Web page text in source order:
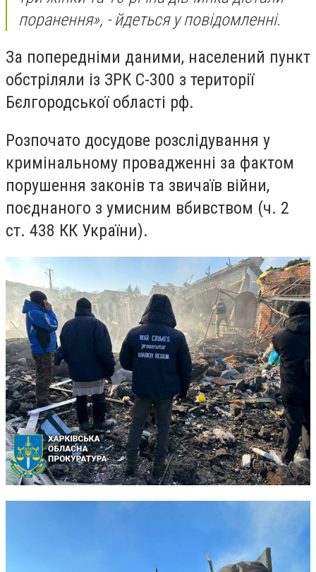
поранення», - йдеться у повідомленні.
За попередніми даними, населений пункт
обстріляли із ЗРК С-300 з території
Бєлгородської області рф.
Розпочато досудове розслідування у
кримінальному провадженні за фактом
порушення законів та звичаїв війни,
поєднаного з умисним вбивством (ч. 2
ст. 438 КК України).